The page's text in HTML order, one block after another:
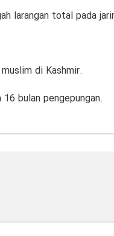
larangan total pada
di Kashmir.
bulan pengepungan.